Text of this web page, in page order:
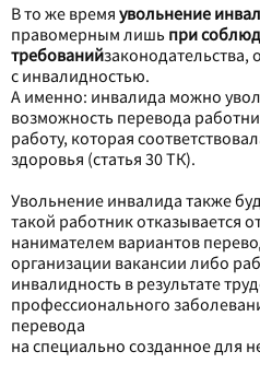
В то же время увольнение
правомерным лишь при
требований
с инвалидностью.
А именно: инвалида можно
возможность перевода
работу, которая
здоровья (статья 30 ТК).
Увольнение инвалида также
такой работник отказывается
нанимателем вариантов
организации вакансии либо
инвалидность в результате
профессионального
перевода
на специально созданное для